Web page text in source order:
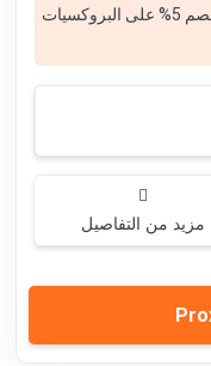
(IPv4/IPv6)، رمز ترويجي CAPROXY – خصم 5% على البروكسيات
مزيد من التفاصيل